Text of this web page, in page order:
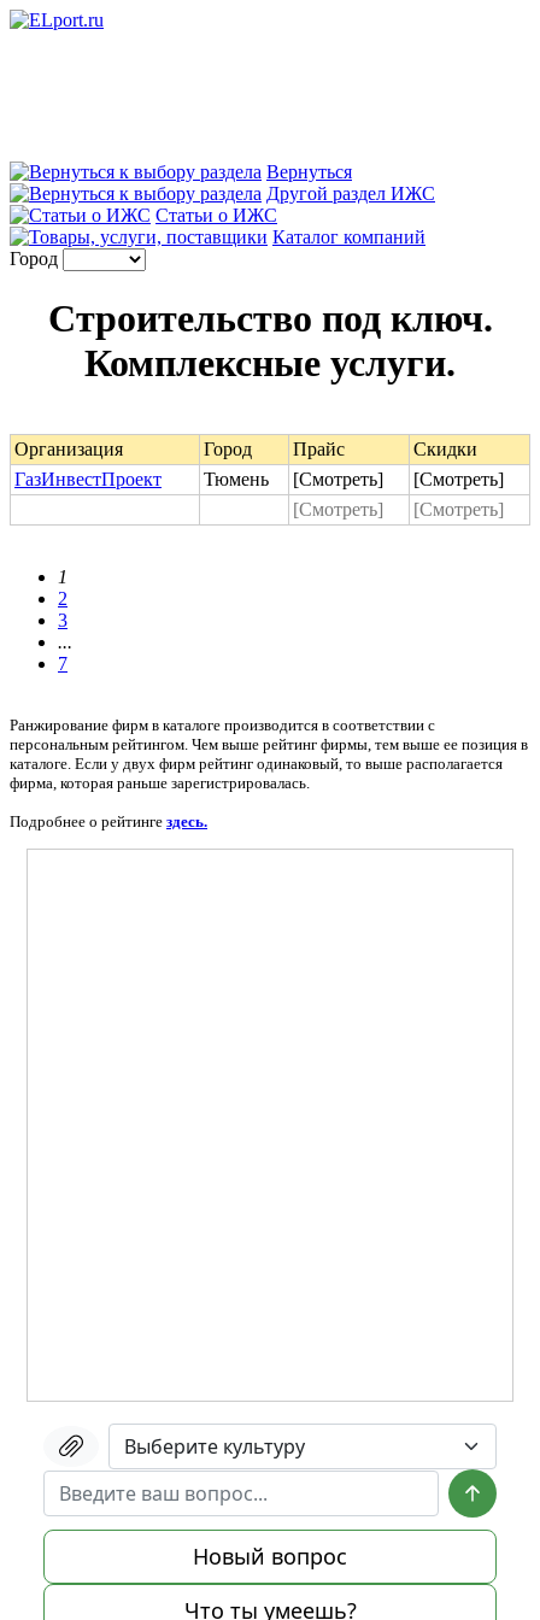
Вернуться
Другой раздел ИЖС
Статьи о ИЖС
Каталог компаний
Город
Строительство под ключ.
Комплексные услуги.
Организация Город Прайс
Скидки
ГазИнвестПроект
Тюмень [Смотреть]
[Смотреть]
[Смотреть]
[Смотреть]
1
2
3
...
7
Ранжирование фирм в каталоге производится в соответствии с
персональным рейтингом. Чем выше рейтинг фирмы, тем выше ее позиция в
каталоге. Если у двух фирм рейтинг одинаковый, то выше располагается
фирма, которая раньше зарегистрировалась.
Подробнее о рейтинге здесь.